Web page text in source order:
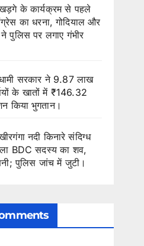
के कार्यक्रम से पहले
का धरना, गोदियाल और
पुलिस पर लगाए गंभीर
सरकार ने 9.87 लाख
के खातों में ₹146.32
किया भुगतान।
नदी किनारे संदिग्ध
BDC सदस्य का शव,
पुलिस जांच में जुटी।